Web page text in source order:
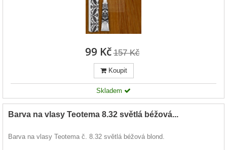
99 Kč 157 Kč
Koupit
Skladem
Barva na vlasy Teotema 8.32 světlá béžová...
Barva na vlasy Teotema č. 8.32 světlá béžová blond.